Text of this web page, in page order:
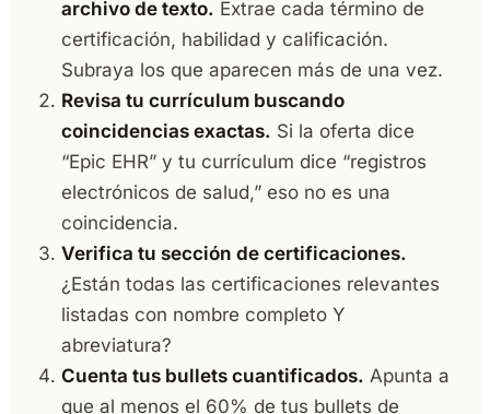
archivo de texto. Extrae cada término de
certificación, habilidad y calificación.
Subraya los que aparecen más de una vez.
Revisa tu currículum buscando
coincidencias exactas. Si la oferta dice
“Epic EHR” y tu currículum dice “registros
electrónicos de salud,” eso no es una
coincidencia.
Verifica tu sección de certificaciones.
¿Están todas las certificaciones relevantes
listadas con nombre completo Y
abreviatura?
Cuenta tus bullets cuantificados. Apunta a
que al menos el 60% de tus bullets de